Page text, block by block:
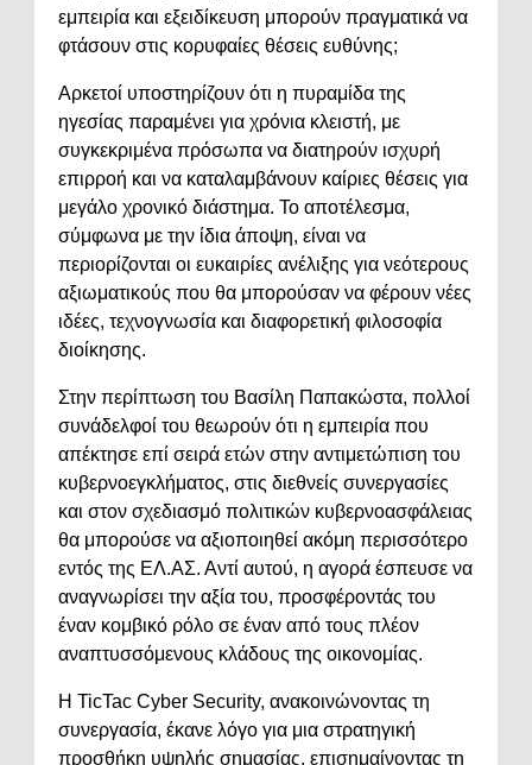
εμπειρία και εξειδίκευση μπορούν πραγματικά να
φτάσουν στις κορυφαίες θέσεις ευθύνης;
Αρκετοί υποστηρίζουν ότι η πυραμίδα της
ηγεσίας παραμένει για χρόνια κλειστή, με
συγκεκριμένα πρόσωπα να διατηρούν ισχυρή
επιρροή και να καταλαμβάνουν καίριες θέσεις για
μεγάλο χρονικό διάστημα. Το αποτέλεσμα,
σύμφωνα με την ίδια άποψη, είναι να
περιορίζονται οι ευκαιρίες ανέλιξης για νεότερους
αξιωματικούς που θα μπορούσαν να φέρουν νέες
ιδέες, τεχνογνωσία και διαφορετική φιλοσοφία
διοίκησης.
Στην περίπτωση του Βασίλη Παπακώστα, πολλοί
συνάδελφοί του θεωρούν ότι η εμπειρία που
απέκτησε επί σειρά ετών στην αντιμετώπιση του
κυβερνοεγκλήματος, στις διεθνείς συνεργασίες
και στον σχεδιασμό πολιτικών κυβερνοασφάλειας
θα μπορούσε να αξιοποιηθεί ακόμη περισσότερο
εντός της ΕΛ.ΑΣ. Αντί αυτού, η αγορά έσπευσε να
αναγνωρίσει την αξία του, προσφέροντάς του
έναν κομβικό ρόλο σε έναν από τους πλέον
αναπτυσσόμενους κλάδους της οικονομίας.
Η TicTac Cyber Security, ανακοινώνοντας τη
συνεργασία, έκανε λόγο για μια στρατηγική
προσθήκη υψηλής σημασίας, επισημαίνοντας τη